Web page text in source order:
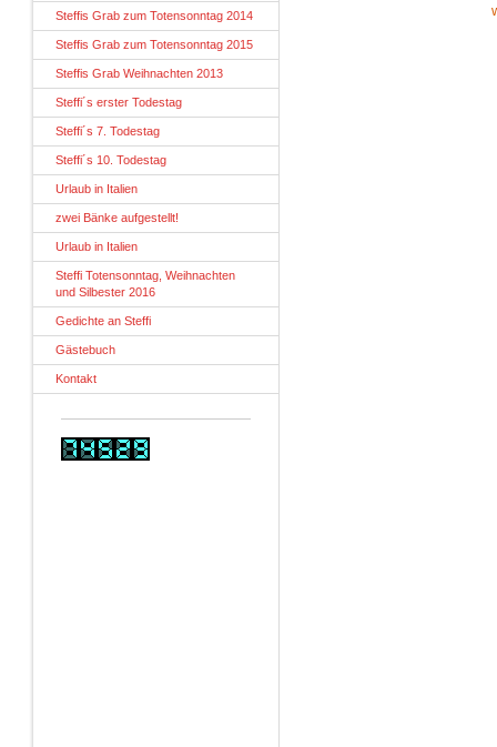
Steffis Grab zum Totensonntag 2014
Steffis Grab zum Totensonntag 2015
Steffis Grab Weihnachten 2013
Steffi´s erster Todestag
Steffi´s 7. Todestag
Steffi´s 10. Todestag
Urlaub in Italien
zwei Bänke aufgestellt!
Urlaub in Italien
Steffi Totensonntag, Weihnachten
und Silbester 2016
Gedichte an Steffi
Gästebuch
Kontakt